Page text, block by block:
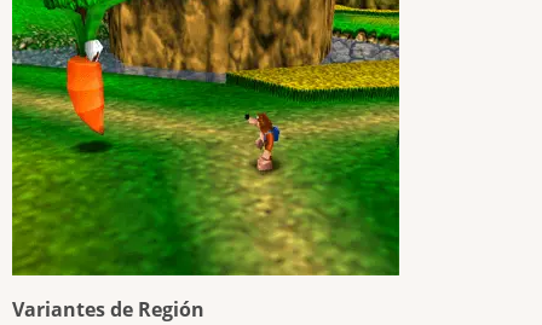
Variantes de Región